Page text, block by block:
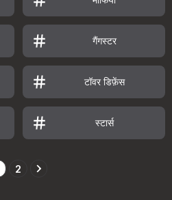
गैंगस्टर
टॉवर डिफ़ेंस
स्टार्स
2